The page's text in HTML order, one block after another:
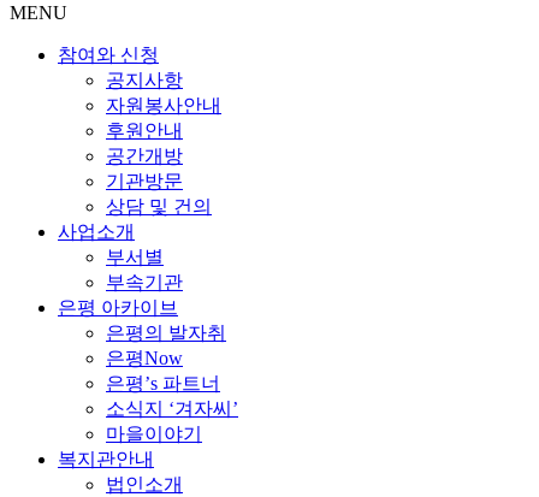
MENU
참여와 신청
공지사항
자원봉사안내
후원안내
공간개방
기관방문
상담 및 건의
사업소개
부서별
부속기관
은평 아카이브
은평의 발자취
은평Now
은평’s 파트너
소식지 ‘겨자씨’
마을이야기
복지관안내
법인소개